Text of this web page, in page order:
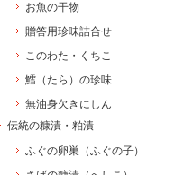
お魚の干物
贈答用珍味詰合せ
このわた・くちこ
鱈（たら）の珍味
無油身欠きにしん
伝統の糠漬・粕漬
ふぐの卵巣（ふぐの子）